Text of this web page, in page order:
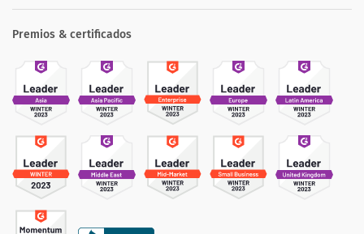
Premios & certificados